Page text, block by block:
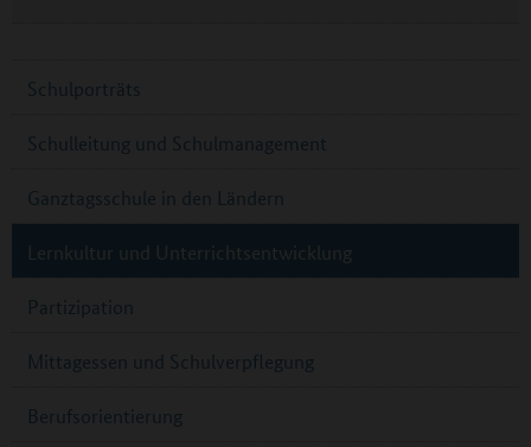
Schulporträts
Schulleitung und Schulmanagement
Ganztagsschule in den Ländern
Lernkultur und Unterrichtsentwicklung
Partizipation
Mittagessen und Schulverpflegung
Berufsorientierung